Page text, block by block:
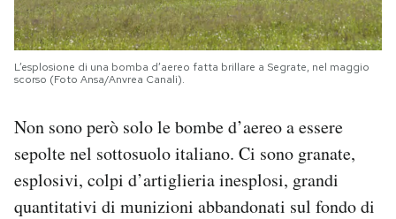
L’esplosione di una bomba d’aereo fatta brillare a Segrate, nel maggio
scorso (Foto Ansa/Anvrea Canali).
Non sono però solo le bombe d’aereo a essere
sepolte nel sottosuolo italiano. Ci sono granate,
esplosivi, colpi d’artiglieria inesplosi, grandi
quantitativi di munizioni abbandonati sul fondo di